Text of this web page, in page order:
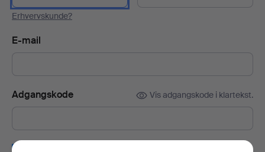
Erhvervskunde?
E-mail
Adgangskode Vis adgangskode i klartekst.